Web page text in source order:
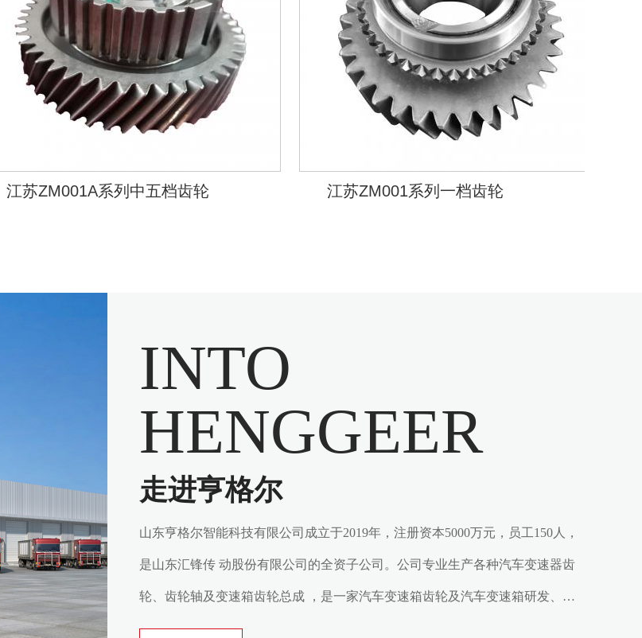
系列中五档齿轮 江苏ZM001系列一档齿轮
INTO
HENGGEER
走进亨格尔
山东亨格尔智能科技有限公司成立于2019年，注册资本5000万元，员工150人，
是山东汇锋传 动股份有限公司的全资子公司。公司专业生产各种汽车变速器齿
轮、齿轮轴及变速箱齿轮总成 ，是一家汽车变速箱齿轮及汽车变速箱研发、制
造为一体的高新技术企业，产品涉及各型乘用 车及商用车等3大类200余种产